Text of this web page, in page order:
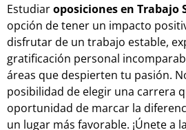
Estudiaroposiciones en Trabajo
opción de tener un impacto
disfrutar de un trabajo estable,
gratificación personal
áreas que despierten tu pasión.
posibilidad de elegir una carrera
oportunidad de marcar la
un lugar más favorable. ¡Únete a